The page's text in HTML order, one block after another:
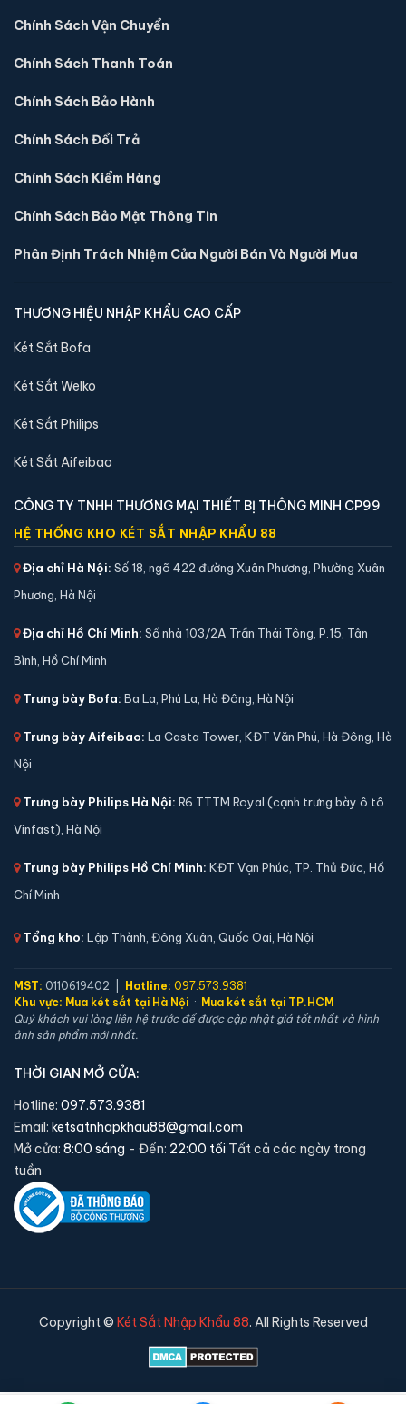
Chính Sách Vận Chuyển
Chính Sách Thanh Toán
Chính Sách Bảo Hành
Chính Sách Đổi Trả
Chính Sách Kiểm Hàng
Chính Sách Bảo Mật Thông Tin
Phân Định Trách Nhiệm Của Người Bán Và Người Mua
THƯƠNG HIỆU NHẬP KHẨU CAO CẤP
Két Sắt Bofa
Két Sắt Welko
Két Sắt Philips
Két Sắt Aifeibao
CÔNG TY TNHH THƯƠNG MẠI THIẾT BỊ THÔNG MINH CP99
HỆ THỐNG KHO KÉT SẮT NHẬP KHẨU 88
Địa chỉ Hà Nội: Số 18, ngõ 422 đường Xuân Phương, Phường Xuân
Phương, Hà Nội
Địa chỉ Hồ Chí Minh: Số nhà 103/2A Trần Thái Tông, P.15, Tân
Bình, Hồ Chí Minh
Trưng bày Bofa: Ba La, Phú La, Hà Đông, Hà Nội
Trưng bày Aifeibao: La Casta Tower, KĐT Văn Phú, Hà Đông, Hà
Nội
Trưng bày Philips Hà Nội: R6 TTTM Royal (cạnh trưng bày ô tô
Vinfast), Hà Nội
Trưng bày Philips Hồ Chí Minh: KĐT Vạn Phúc, TP. Thủ Đức, Hồ
Chí Minh
Tổng kho: Lập Thành, Đông Xuân, Quốc Oai, Hà Nội
MST: 0110619402 | Hotline: 097.573.9381
Khu vực: Mua két sắt tại Hà Nội · Mua két sắt tại TP.HCM
Quý khách vui lòng liên hệ trước để được cập nhật giá tốt nhất và hình
ảnh sản phẩm mới nhất.
THỜI GIAN MỞ CỬA:
Hotline: 097.573.9381
Email: ketsatnhapkhau88@gmail.com
Mở cửa: 8:00 sáng - Đến: 22:00 tối Tất cả các ngày trong
tuần
Copyright © Két Sắt Nhập Khẩu 88. All Rights Reserved